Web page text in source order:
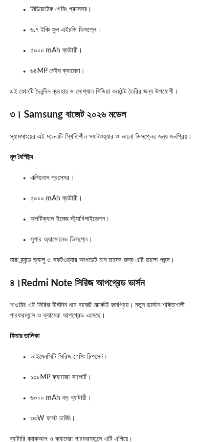
মিডিয়াটেক গেমিং প্রসেসর।
৬.৭ ইঞ্চি ফুল এইচডি ডিসপ্লে।
৫০০০ mAh ব্যাটারী।
৬৪MP মেইন ক্যামেরা।
এই ফোনটি দৈনন্দিন ব্যবহার ও সোশ্যাল মিডিয়া কনটেন্ট তৈরির জন্য উপযোগী।
৩। Samsung বাজেট ২০২৬ মডেল
স্যামসাংয়ের এই মডেলটি স্থিতিশীল সফটওয়্যার ও ভালো ডিসপ্লের জন্য জনপ্রিয়।
মূল বৈশিষ্ট্য
এক্সিনোস প্রসেসর।
৫০০০ mAh ব্যাটারী।
অপটিক্যাল ইমেজ স্ট্যাবিলাইজেশন।
সুপার অ্যামোলেড ডিসপ্লে।
যারা ব্র্যান্ড ভ্যালু ও সফটওয়্যার আপডেট চান তাদের জন্য এটি ভালো পছন্দ।
৪।Redmi Note সিরিজ আপগ্রেড ভার্সন
শাওমির এই সিরিজ দীর্ঘদিন ধরে বাজেট মার্কেটে জনপ্রিয়। নতুন ভার্সনে শক্তিশালী
পারফরম্যান্স ও ক্যামেরা আপগ্রেড এসেছে।
ফিচার তালিকা
ডাইমেনসিটি সিরিজ গেমিং চিপসেট।
১০৮MP ক্যামেরা সাপোর্ট।
৬০০০ mAh বড় ব্যাটারী।
৩৩W ফাস্ট চার্জিং।
ব্যাটারি ব্যাকআপ ও ক্যামেরা পারফরম্যান্সে এটি এগিয়ে।